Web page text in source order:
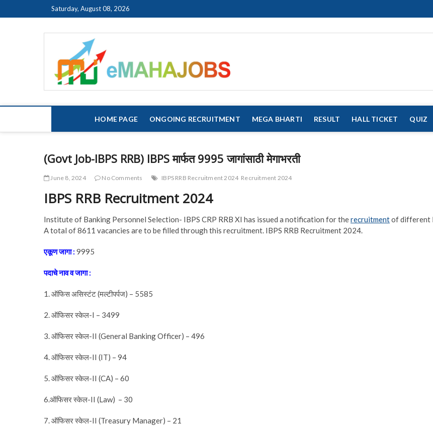
to
Saturday, August 08, 2026
HOME PAGE ONGOING RECRUITMENT MEGA BHARTI RESULT HALL TICKET QUIZ
(Govt Job-IBPS RRB) IBPS मार्फत 9995 जागांसाठी मेगाभरती
June 8, 2024 No Comments IBPS RRB Recruitment 2024 Recruitment 2024
IBPS RRB Recruitment 2024
Institute of Banking Personnel Selection- IBPS CRP RRB XI has issued a notification for therecruitmentof different
A total of 8611 vacancies are to be filled through this recruitment. IBPS RRB Recruitment 2024.
एकूणजागा: 9995
पदाचेनाववजागा:
1. ऑफिस असिस्टंट (मल्टीपर्पज) – 5585
2. ऑफिसर स्केल-I – 3499
3. ऑफिसर स्केल-II (General Banking Officer) – 496
4. ऑफिसर स्केल-II (IT) – 94
5. ऑफिसर स्केल-II (CA) – 60
6.ऑफिसर स्केल-II (Law) – 30
7. ऑफिसर स्केल-II (Treasury Manager) – 21